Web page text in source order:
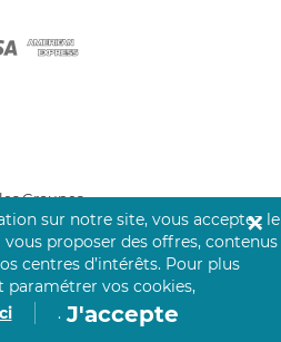
Groupes
sur notre site, vous acceptez le
proposer des offres, contenus
centres d’intérêts. Pour plus
paramétrer vos cookies,
. J'accepte
✕